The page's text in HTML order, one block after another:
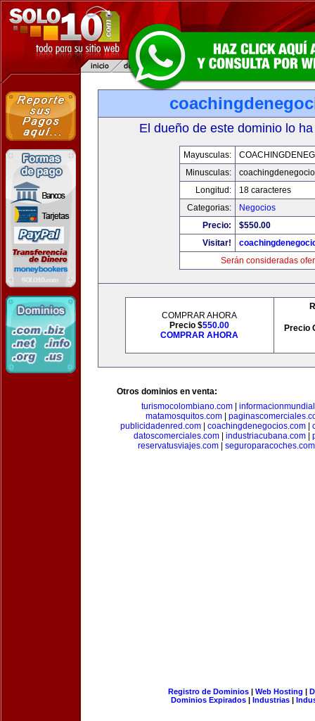
El dueño de este dominio lo
Mayusculas:
Minusculas:
Longitud:
18 caracteres
Categorias:
Negocios
Precio:
$550.00
Visitar!
Serán consideradas
COMPRAR AHORA
Precio $550.00
COMPRAR AHORA
Precio
Otros dominios en venta:
turismocolombiano.com
matamosquitos.com|
publicidadenred.com| coachingdenegocios.com|
datoscomerciales.com| industriacubana.com|
reservatusviajes.com| seguroparacoches.com
Registro de Dominios| Web Hosting |
Dominios Expirados | Industrias |